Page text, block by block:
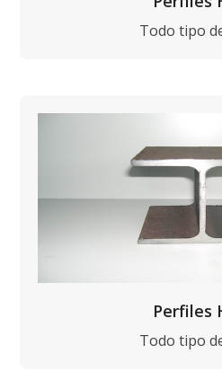
Todo tipo
Perfiles
Todo tipo